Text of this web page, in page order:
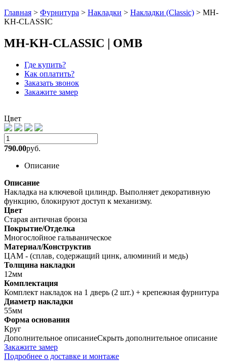
Главная > Фурнитура > Накладки > Накладки (Classic) > MH-
KH-CLASSIC
MH-KH-CLASSIC | OMB
Где купить?
Как оплатить?
Заказать звонок
Закажите замер
Цвет
790.00руб.
Описание
Описание
Накладка на ключевой цилиндр. Выполняет декоративную
функцию, блокируют доступ к механизму.
Цвет
Старая античная бронза
Покрытие/Отделка
Многослойное гальваническое
Материал/Конструктив
ЦАМ - (сплав, содержащий цинк, алюминий и медь)
Толщина накладки
12мм
Комплектация
Комплект накладок на 1 дверь (2 шт.) + крепежная фурнитура
Диаметр накладки
55мм
Форма основания
Круг
Дополнительное описаниеСкрыть дополнительное описание
Закажите замер
Подробнее о доставке и монтаже